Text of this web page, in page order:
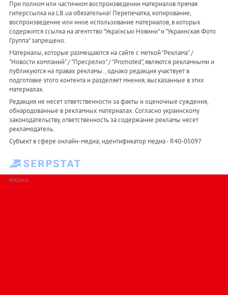
При полном или частичном воспроизведении материалов прямая
гиперссылка на LB.ua обязательна! Перепечатка, копирование,
воспроизведение или иное использование материалов, в которых
содержится ссылка на агентство "Українськi Новини" и "Украинская Фото
Группа" запрещено.
Материалы, которые размещаются на сайте с меткой "Реклама" /
"Новости компаний" / "Пресрелиз" / "Promoted", являются рекламными и
публикуются на правах рекламы. , однако редакция участвует в
подготовке этого контента и разделяет мнения, высказанные в этих
материалах.
Редакция не несет ответственности за факты и оценочные суждения,
обнародованные в рекламных материалах. Согласно украинскому
законодательству, ответственность за содержание рекламы несет
рекламодатель.
Субъект в сфере онлайн-медиа; идентификатор медиа - R40-05097
РЕКЛАМА